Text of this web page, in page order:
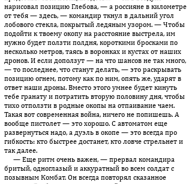
нарисовал позицию Глебова, — а россияне в километре
от тебя — здесь, — командир ткнул в дальний угол
лобового стекла, покрытый ледяным узором. — Чтобы
подойти к твоему окопу на расстояние выстрела, им
нужно будет ползти полдня, короткими бросками по
несколько метров, таясь в воронках и кустах от наших
дронов. И если доползут — на что шансов не так много,
— то последнее, что станут делать, — это раскрывать
позицию огнем, потому как по ним, опять же, ударят в
ответ наши дроны. Вместо этого умнее будет кинуть
тебе гранату и потратить вторую половину дня, чтобы
тихо отползти в родные окопы на отпаивание чаем.
Такая вот современная война, ничего не попишешь. А
вообще пистолет — это хорошо. С автоматом еще
развернуться надо, а дуэль в окопе — это всегда про
гибкость: кто быстрее достанет, кто ловче стрельнет и
так далее.
— Еще ритм очень важен, — прервал командира
бритый, одно­глазый и аккуратный во всем солдат с
позывным Комбат. Он всегда повторял сказанное